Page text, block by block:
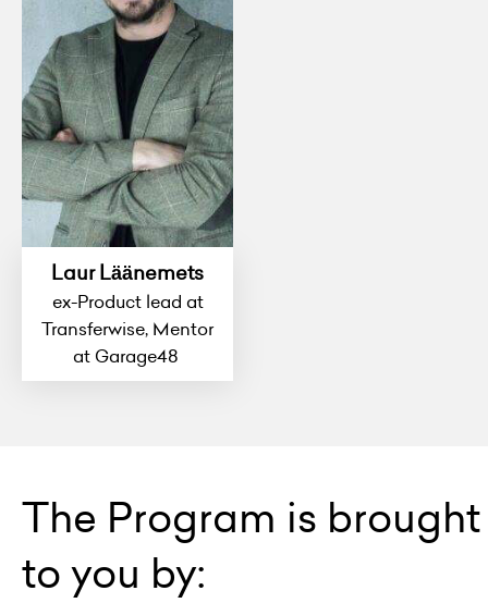
Laur Läänemets
ex-Product lead at
Transferwise, Mentor
at Garage48
The Program is brought
to you by: